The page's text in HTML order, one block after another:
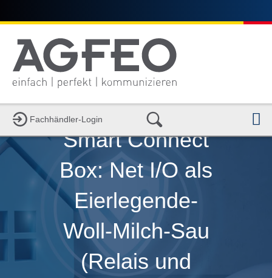
Fachhändler-Login
Smart Connect
Box: Net I/O als
Eierlegende-
Woll-Milch-Sau
(Relais und